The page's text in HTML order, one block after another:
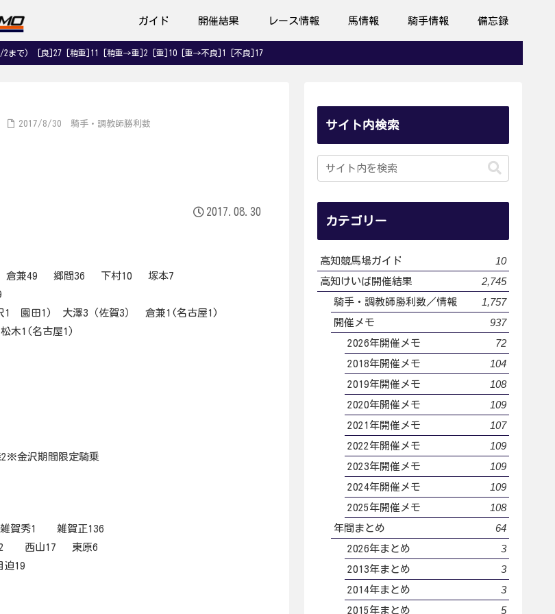
ガイド 開催結果 レース情報 馬情報 騎手情報 備忘録
8/2まで) [良]27 [稍重]11 [稍重→重]2 [重]10 [重→不良]1 [不良]17
2017/8/30 騎手・調教師勝利数
2017.08.30
兼49 郷間36 下村10 塚本7
園田1) 大澤3（佐賀3） 倉兼1(名古屋1)
名古屋1)
金沢期間限定騎乗
秀1 雑賀正136
西山17 東原6
19
サイト内検索
カテゴリー
高知競馬場ガイド 10
高知けいば開催結果 2,745
騎手・調教師勝利数／情報 1,757
開催メモ 937
2026年開催メモ 72
2018年開催メモ 104
2019年開催メモ 108
2020年開催メモ 109
2021年開催メモ 107
2022年開催メモ 109
2023年開催メモ 109
2024年開催メモ 109
2025年開催メモ 108
年間まとめ 64
2026年まとめ 3
2013年まとめ 3
2014年まとめ 3
2015年まとめ 5